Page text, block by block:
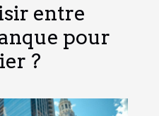
entre
pour
?